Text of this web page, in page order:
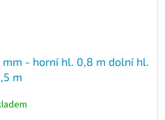
mm - horní hl. 0,8 m dolní hl.
m